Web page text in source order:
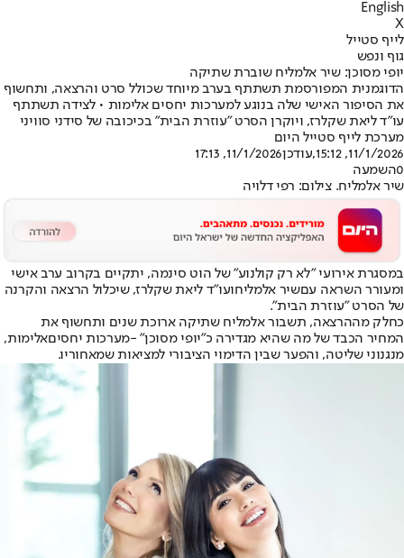
English
X
לייף סטייל
גוף ונפש
יופי מסוכן: שיר אלמליח שוברת שתיקה
הדוגמנית המפורסמת תשתתף בערב מיוחד שכולל סרט והרצאה, ותחשוף
את הסיפור האישי שלה בנוגע למערכות יחסים אלימות • לצידה תשתתף
עו"ד ליאת שקלרז, ויוקרן הסרט "עוזרת הבית" בכיכובה של סידני סוויני
מערכת לייף סטייל היום
11/1/2026, 15:12
,עודכן11/1/2026, 17:13
0השמעה
שיר אלמליח. צילום: רפי דלויה
במסגרת אירועי "לא רק קולנוע" של הוט סינמה, יתקיים בקרוב ערב אישי
ומעורר השראה עםשיר אלמליחועו"ד ליאת שקלרז, שיכלול הרצאה והקרנה
של הסרט "עוזרת הבית".
כחלק מההרצאה, תשבור אלמליח שתיקה ארוכת שנים ותחשוף את
המחיר הכבד של מה שהיא מגדירה כ"יופי מסוכן" -מערכות יחסיםאלימות,
מנגנוני שליטה, והפער שבין הדימוי הציבורי למציאות שמאחוריו.